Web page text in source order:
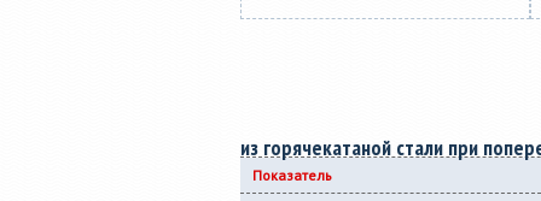
из горячекатаной стали при
Показатель